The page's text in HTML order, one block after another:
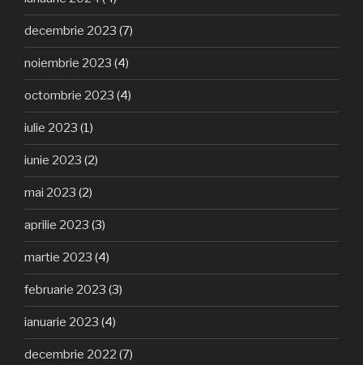
decembrie 2023 (7)
noiembrie 2023 (4)
octombrie 2023 (4)
iulie 2023 (1)
iunie 2023 (2)
mai 2023 (2)
aprilie 2023 (3)
martie 2023 (4)
februarie 2023 (3)
ianuarie 2023 (4)
decembrie 2022 (7)